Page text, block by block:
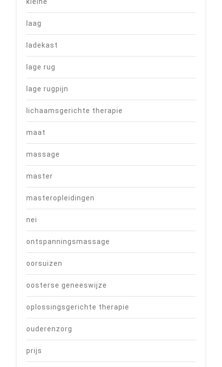
laag
ladekast
lage rug
lage rugpijn
lichaamsgerichte therapie
maat
massage
master
masteropleidingen
nei
ontspanningsmassage
oorsuizen
oosterse geneeswijze
oplossingsgerichte therapie
ouderenzorg
prijs